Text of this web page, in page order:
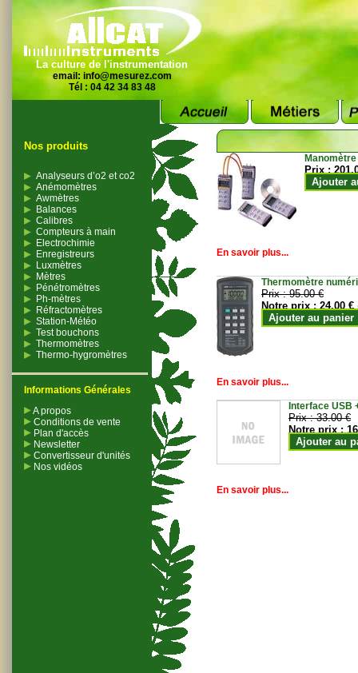
La culture de l'instrumentation
email: info@mesurez.com
Tél : 04 42 34 83 48
Nos produits
Analyseurs d’o2 et co2
Anémomètres
Awmètres
Balances
Calibres
Compteurs à main
Electrochimie
Enregistreurs
Luxmètres
Mètres
Pénétromètres
Ph-mètres
Réfractomètres
Station-Météo
Test bouchons
Thermomètres
Thermo-hygromètres
Informations Générales
A propos
Conditions de vente
Plan d'accès
Newsletter
Convertisseur d'unités
Nos vidéos
Prix :
Ajouter
En savoir plus...
Thermomètre
Prix :95.00 €
Notre prix :24.00 €
Ajouter au panier
En savoir plus...
Interface USB
Prix :33.00 €
Notre prix :
Ajouter au
En savoir plus...